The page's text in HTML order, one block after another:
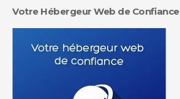
Votre Hébergeur Web de Confiance